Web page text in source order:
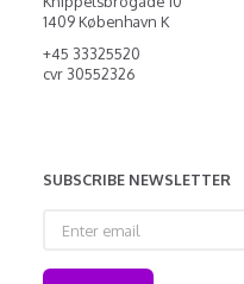
1409 København K
+45 33325520
cvr 30552326
SUBSCRIBE NEWSLETTER
email